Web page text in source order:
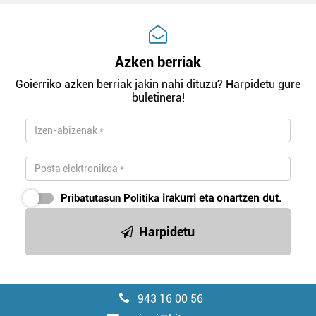
Azken berriak
Goierriko azken berriak jakin nahi dituzu? Harpidetu gure
buletinera!
Pribatutasun Politika irakurri eta onartzen dut.
Harpidetu
943 16 00 56